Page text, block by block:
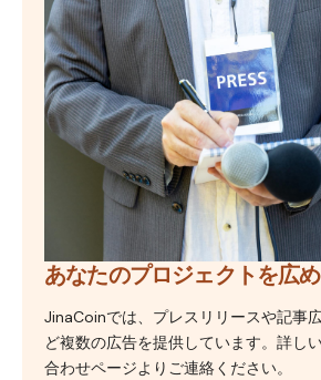
あなたのプロジェクトを広
JinaCoinでは、プレスリリースや記事
ど複数の広告を提供しています。詳し
合わせページよりご連絡ください。